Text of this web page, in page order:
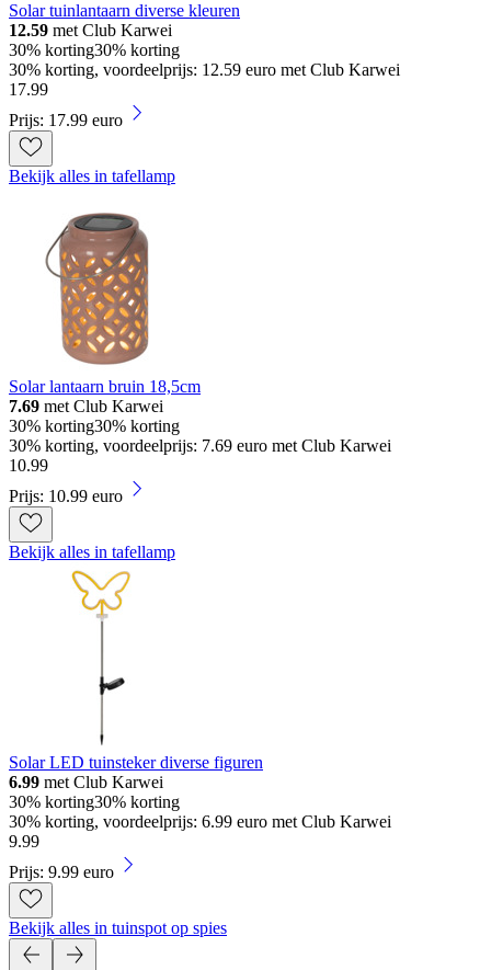
Solar tuinlantaarn diverse kleuren
12.59 met Club Karwei
30% korting30% korting
30% korting, voordeelprijs: 12.59 euro met Club Karwei
17.99
Prijs: 17.99 euro
Bekijk alles in tafellamp
Solar lantaarn bruin 18,5cm
7.69 met Club Karwei
30% korting30% korting
30% korting, voordeelprijs: 7.69 euro met Club Karwei
10.99
Prijs: 10.99 euro
Bekijk alles in tafellamp
Solar LED tuinsteker diverse figuren
6.99 met Club Karwei
30% korting30% korting
30% korting, voordeelprijs: 6.99 euro met Club Karwei
9.99
Prijs: 9.99 euro
Bekijk alles in tuinspot op spies